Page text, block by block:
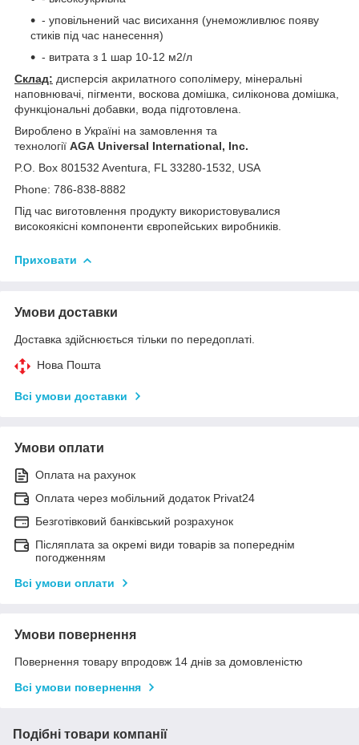
- уповільнений час висихання (унеможливлює появу
стиків під час нанесення)
- витрата з 1 шар 10-12 м2/л
Склад: дисперсія акрилатного сополімеру, мінеральні
наповнювачі, пігменти, воскова домішка, силіконова домішка,
функціональні добавки, вода підготовлена.
Вироблено в Україні на замовлення та
технології AGA Universal International, Inc.
P.O. Box 801532 Aventura, FL 33280-1532, USA
Phone: 786-838-8882
Під час виготовлення продукту використовувалися
високоякісні компоненти європейських виробників.
Приховати
Умови доставки
Доставка здійснюється тільки по передоплаті.
Нова Пошта
Всі умови доставки
Умови оплати
Оплата на рахунок
Оплата через мобільний додаток Privat24
Безготівковий банківський розрахунок
Післяплата за окремі види товарів за попереднім
погодженням
Всі умови оплати
Умови повернення
Повернення товару впродовж 14 днів за домовленістю
Всі умови повернення
Подібні товари компанії